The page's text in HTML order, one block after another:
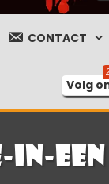
CONTACT
Volg
in-